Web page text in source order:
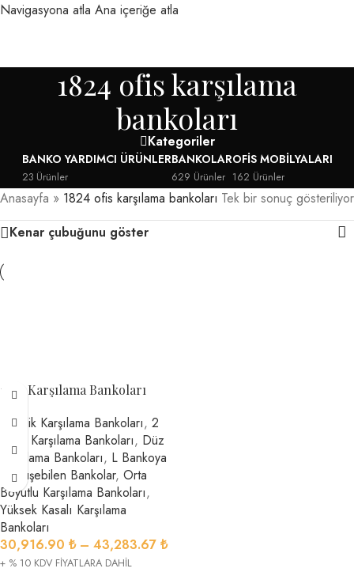
Navigasyona atla Ana içeriğe atla
1824 ofis karşılama
bankoları
Kategoriler
BANKO YARDIMCI ÜRÜNLER
23 Ürünler
BANKOLAR
629 Ürünler
OFIS MOBILYALARI
162 Ürünler
Anasayfa » 1824 ofis karşılama bankoları Tek bir sonuç gösteriliyor
Kenar çubuğunu göster
1824 Karşılama Bankoları
1 Kişilik Karşılama Bankoları, 2
Kişilik Karşılama Bankoları, Düz
Karşılama Bankoları, L Bankoya
Dönüşebilen Bankolar, Orta
Boyutlu Karşılama Bankoları,
Yüksek Kasalı Karşılama
Bankoları
30,916.90 ₺ – 43,283.67 ₺
+ % 10 KDV FİYATLARA DAHİL